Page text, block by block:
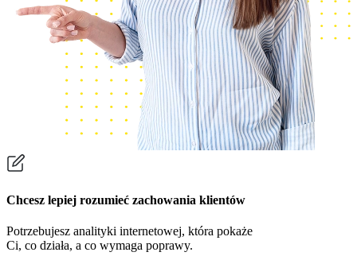
Chcesz lepiej rozumieć zachowania klientów
Potrzebujesz analityki internetowej, która pokaże
Ci, co działa, a co wymaga poprawy.